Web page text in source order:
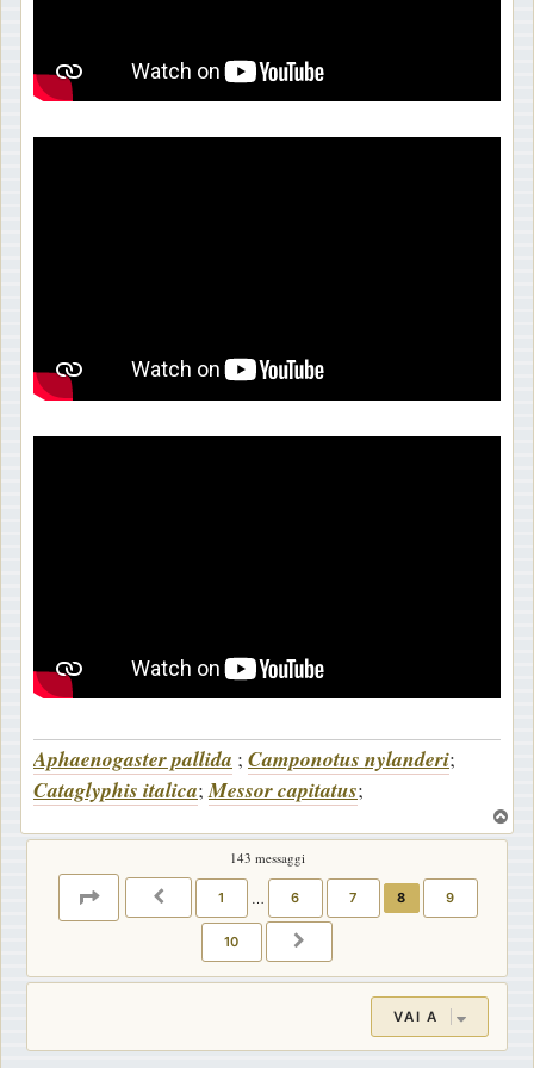
Aphaenogaster pallida ; Camponotus nylanderi;
Cataglyphis italica;Messor capitatus;
o
143 messaggi
PAGINA8 PRECEDENTE
1 … 6 7 8 9
10
VAI A